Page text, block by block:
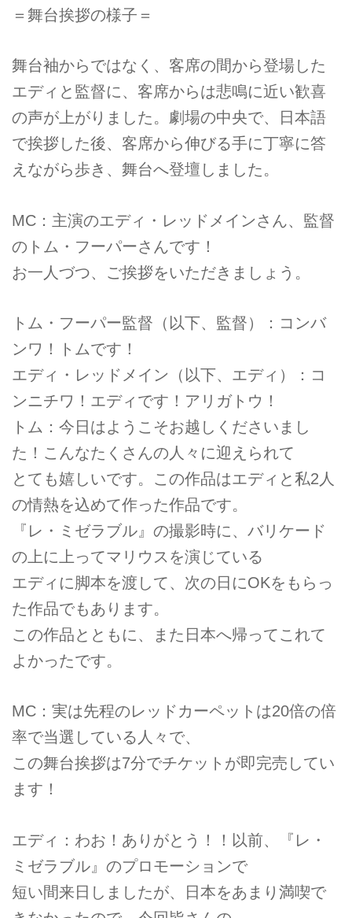
＝舞台挨拶の様子＝
舞台袖からではなく、客席の間から登場した
エディと監督に、客席からは悲鳴に近い歓喜
の声が上がりました。劇場の中央で、日本語
で挨拶した後、客席から伸びる手に丁寧に答
えながら歩き、舞台へ登壇しました。
MC：主演のエディ・レッドメインさん、監督
のトム・フーパーさんです！
お一人づつ、ご挨拶をいただきましょう。
トム・フーパー監督（以下、監督）：コンバ
ンワ！トムです！
エディ・レッドメイン（以下、エディ）：コ
ンニチワ！エディです！アリガトウ！
トム：今日はようこそお越しくださいまし
た！こんなたくさんの人々に迎えられて
とても嬉しいです。この作品はエディと私2人
の情熱を込めて作った作品です。
『レ・ミゼラブル』の撮影時に、バリケード
の上に上ってマリウスを演じている
エディに脚本を渡して、次の日にOKをもらっ
た作品でもあります。
この作品とともに、また日本へ帰ってこれて
よかったです。
MC：実は先程のレッドカーペットは20倍の倍
率で当選している人々で、
この舞台挨拶は7分でチケットが即完売してい
ます！
エディ：わお！ありがとう！！以前、『レ・
ミゼラブル』のプロモーションで
短い間来日しましたが、日本をあまり満喫で